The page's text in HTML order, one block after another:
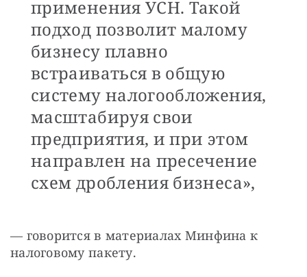
применения УСН. Такой
подход позволит малому
бизнесу плавно
встраиваться в общую
систему налогообложения,
масштабируя свои
предприятия, и при этом
направлен на пресечение
схем дробления бизнеса»,
— говорится в материалах Минфина к
налоговому пакету.